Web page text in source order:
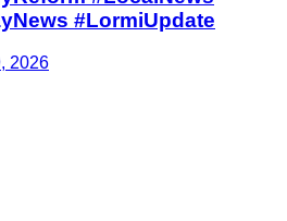
#LormiUpdate
2026